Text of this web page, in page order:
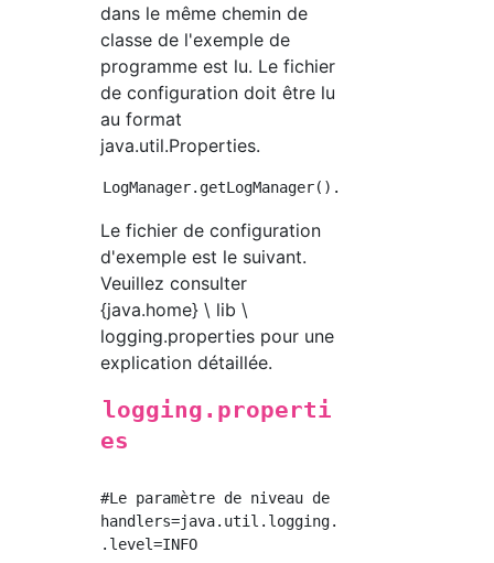
dans le même chemin de
classe de l'exemple de
programme est lu. Le fichier
de configuration doit être lu
au format
java.util.Properties.
Le fichier de configuration
d'exemple est le suivant.
Veuillez consulter
{java.home} \ lib \
logging.properties pour une
explication détaillée.
logging.properti
es
#Le paramètre de niveau de journal du
handlers=java.util.logging.ConsoleHandler
.level=INFO